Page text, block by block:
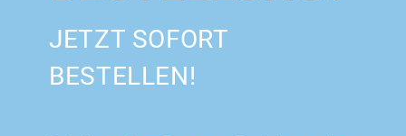
JETZT SOFORT
BESTELLEN!